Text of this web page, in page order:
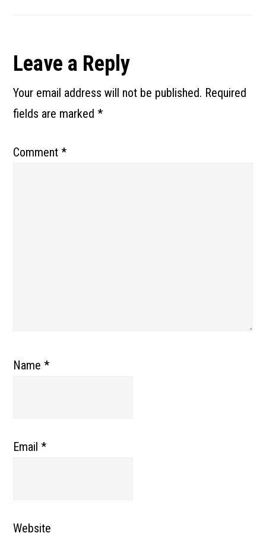
yang memiliki kemampuan…
Reader
Interactions
Leave a Reply
Your email address will not be published. Required
fields are marked*
Comment*
Name*
Email*
Website